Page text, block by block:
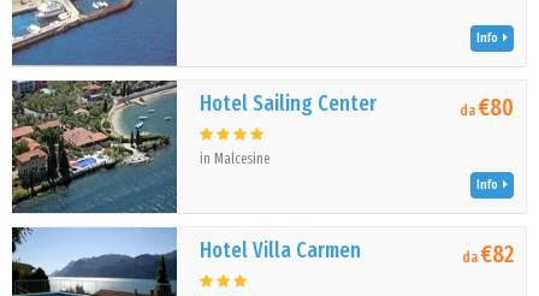
Info
Hotel Sailing Center
in Malcesine
da€80
Info
Hotel Villa Carmen da€82